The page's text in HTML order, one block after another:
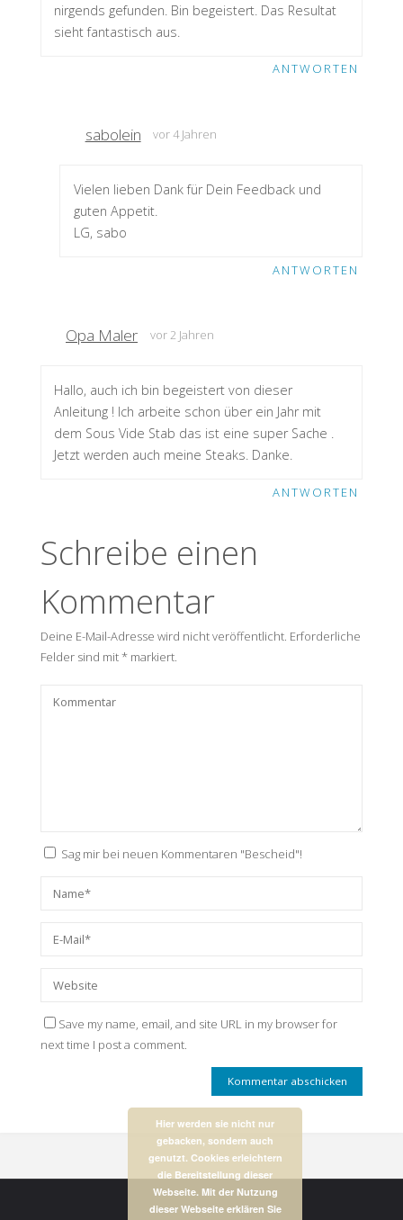
nirgends gefunden. Bin begeistert. Das Resultat
sieht fantastisch aus.
ANTWORTEN
sabolein vor 4 Jahren
Vielen lieben Dank für Dein Feedback und
guten Appetit.
LG, sabo
ANTWORTEN
Opa Maler vor 2 Jahren
Hallo, auch ich bin begeistert von dieser
Anleitung ! Ich arbeite schon über ein Jahr mit
dem Sous Vide Stab das ist eine super Sache .
Jetzt werden auch meine Steaks. Danke.
ANTWORTEN
Schreibe einen
Kommentar
Deine E-Mail-Adresse wird nicht veröffentlicht. Erforderliche
Felder sind mit*markiert.
Sag mir bei neuen Kommentaren "Bescheid"!
Save my name, email, and site URL in my browser for
next time I post a comment.
Hier werden sie nicht nur
gebacken, sondern auch
genutzt. Cookies erleichtern
die Bereitstellung dieser
Webseite. Mit der Nutzung
dieser Webseite erklären Sie